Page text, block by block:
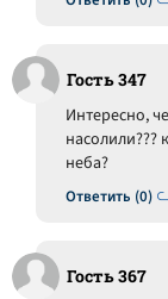
Гость 347
Ответить (0)
Интересно,
насолили???
неба?
Гость 367